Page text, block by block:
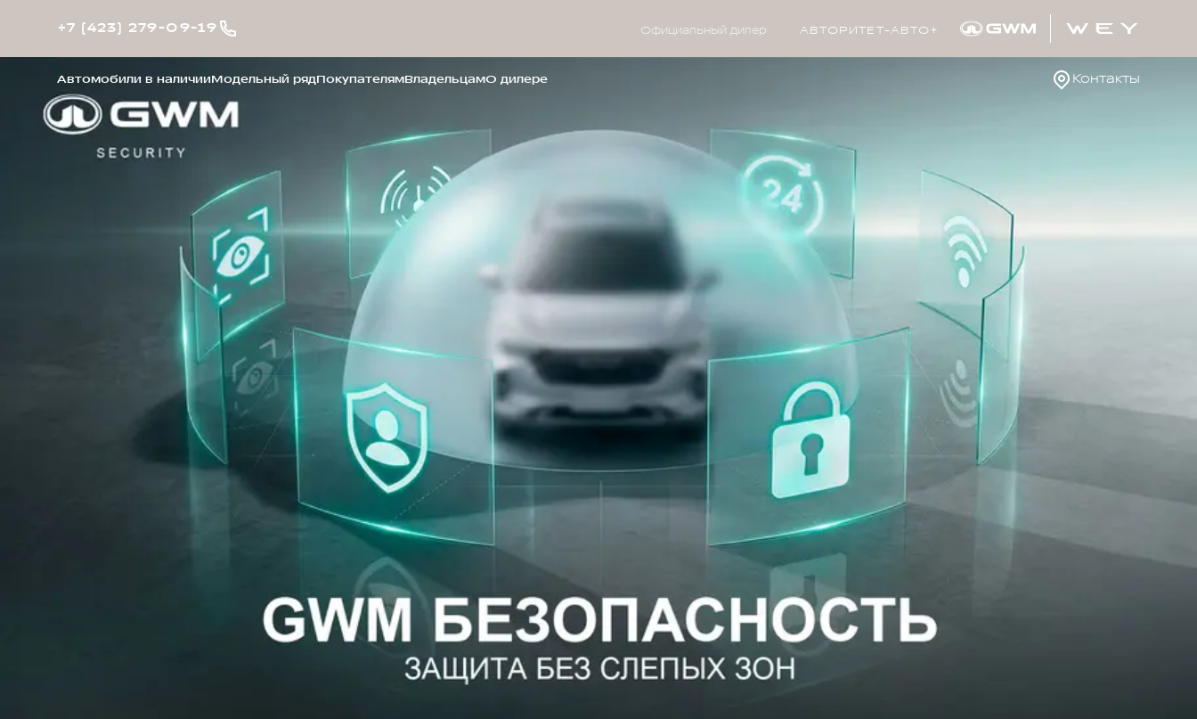
Официальный дилер АВТОРИТЕТ-АВТО+
Контакты
+7 (423) 279-09-19
Автомобили в наличииМодельный рядПокупателямВладельцамО дилере